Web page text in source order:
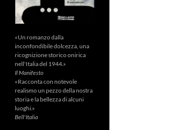
«Un romanzo dalla
inconfondibile dolcezza, una
ricognizione storico onirica
nell'Italia del 1944.»
Il Manifesto
«Racconta con notevole
realismo un pezzo della nostra
storia e la bellezza di alcuni
luoghi.»
Bell'Italia